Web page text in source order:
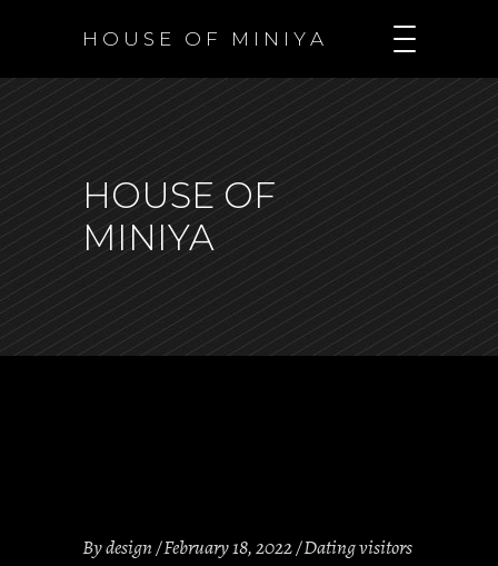
H O U S E O F M I N I Y A
HOUSE OF
MINIYA
Bydesign February 18, 2022 Dating visitors